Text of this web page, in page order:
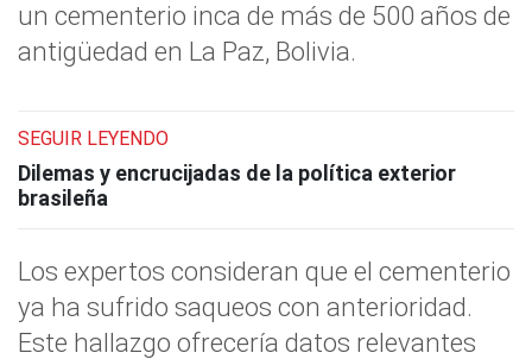
un cementerio inca de más de 500 años de
antigüedad en La Paz, Bolivia.
SEGUIR LEYENDO
Dilemas y encrucijadas de la política exterior
brasileña
Los expertos consideran que el cementerio
ya ha sufrido saqueos con anterioridad.
Este hallazgo ofrecería datos relevantes